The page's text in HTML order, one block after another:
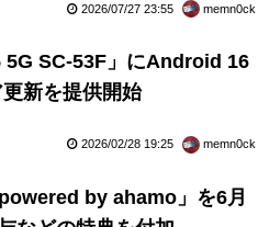
2026/07/27 23:55 memn0ck
5G SC-53F」にAndroid 16
新を提供開始
2026/02/28 19:25 memn0ck
by ahamo」を6月